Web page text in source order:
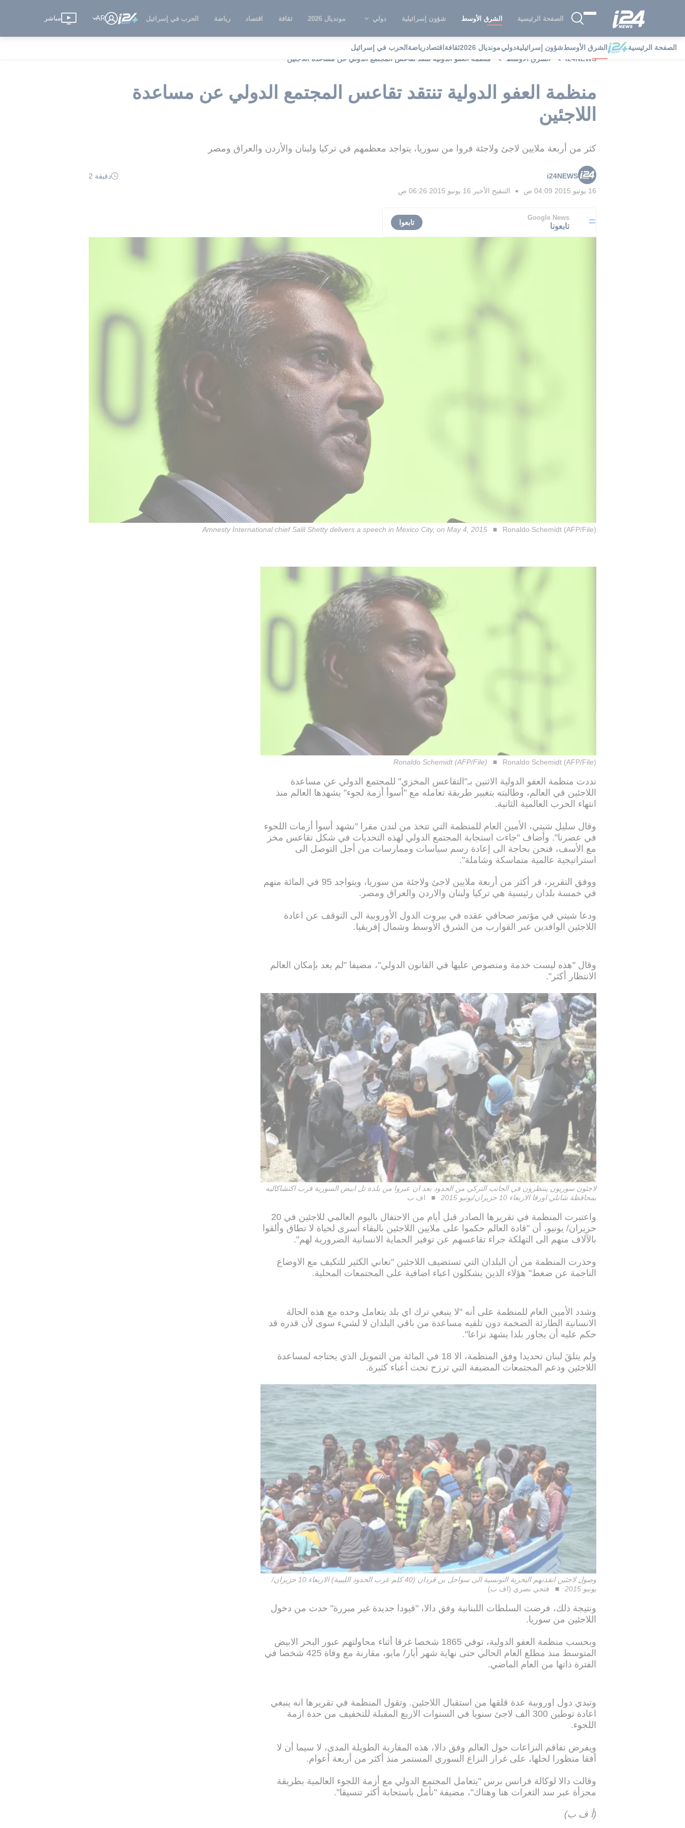
الصفحة الرئيسية الشرق الأوسط شؤون إسرائيلية دولي مونديال 2026 ثقافة اقتصاد رياضة الحرب في إسرائيل AR مباشر
الصفحة الرئيسية الشرق الأوسطشؤون إسرائيليةدوليمونديال 2026 ثقافة اقتصادرياضة الحرب في إسرائيل
i24NEWS
الشرق الأوسط منظمة العفو الدولية تنتقد تقاعس المجتمع الدولي عن مساعدة اللاجئين
منظمة العفو الدولية تنتقد تقاعس المجتمع الدولي عن مساعدة
اللاجئين
كثر من أربعة ملايين لاجئ ولاجئة فروا من سوريا، يتواجد معظمهم في تركيا ولبنان والأردن والعراق ومصر
i24NEWS
دقيقة 2
16 يونيو 2015 04:09 ص
■ التنقيح الأخير 16 يونيو 2015 06:26 ص
Google News
تابعونا تابعوا
Amnesty International chief Salil Shetty delivers a speech in Mexico City, on May 4, 2015 Ronaldo Schemidt (AFP/File)
Ronaldo Schemidt (AFP/File) Ronaldo Schemidt (AFP/File)
نددت منظمة العفو الدولية الاثنين بـ"التقاعس المخزي" للمجتمع الدولي عن مساعدة
اللاجئين في العالم، وطالبته بتغيير طريقة تعامله مع "أسوأ أزمة لجوء" يشهدها العالم منذ
انتهاء الحرب العالمية الثانية.
وقال سليل شيتي، الأمين العام للمنظمة التي تتخذ من لندن مقرا "نشهد أسوأ أزمات اللجوء
في عصرنا". وأضاف "جاءت استجابة المجتمع الدولي لهذه التحديات في شكل تقاعس مخز
مع الأسف، فنحن بحاجة الى إعادة رسم سياسات وممارسات من أجل التوصل الى
استراتيجية عالمية متماسكة وشاملة".
ووفق التقرير، فر أكثر من أربعة ملايين لاجئ ولاجئة من سوريا، ويتواجد 95 في المائة منهم
في خمسة بلدان رئيسية هي تركيا ولبنان والاردن والعراق ومصر.
ودعا شيتي في مؤتمر صحافي عقده في بيروت الدول الأوروبية الى التوقف عن اعادة
اللاجئين الوافدين عبر القوارب من الشرق الأوسط وشمال إفريقيا.
وقال "هذه ليست خدمة ومنصوص عليها في القانون الدولي"، مضيفا "لم يعد بإمكان العالم
الانتظار أكثر".
لاجئون سوريون ينتظرون في الجانب التركي من الحدود بعد ان عبروا من بلدة تل ابيض السورية قرب اكتشاكاليه
بمحافظة شانلي اورفا الاربعاء 10 حزيران/يونيو 2015
اف ب
واعتبرت المنظمة في تقريرها الصادر قبل أيام من الاحتفال باليوم العالمي للاجئين في 20
حزيران/ يونيو، أن "قادة العالم حكموا على ملايين اللاجئين بالبقاء أسرى لحياة لا تطاق وألقوا
بالآلاف منهم الى التهلكة جراء تقاعسهم عن توفير الحماية الانسانية الضرورية لهم".
وحذرت المنظمة من أن البلدان التي تستضيف اللاجئين "تعاني الكثير للتكيف مع الاوضاع
الناجمة عن ضغط" هؤلاء الذين يشكلون اعباء اضافية على المجتمعات المحلية.
وشدد الأمين العام للمنظمة على أنه "لا ينبغي ترك اي بلد يتعامل وحده مع هذه الحالة
الانسانية الطارئة الضخمة دون تلقيه مساعدة من باقي البلدان لا لشيء سوى لأن قدره قد
حكم عليه أن يجاور بلدا يشهد نزاعا".
ولم يتلقَ لبنان تحديدا وفق المنظمة، الا 18 في المائة من التمويل الذي يحتاجه لمساعدة
اللاجئين ودعم المجتمعات المضيفة التي ترزح تحت أعباء كثيرة.
وصول لاجئين انقذتهم البحرية التونسية الى سواحل بن قردان (40 كلم غرب الحدود الليبية) الاربعاء 10 حزيران/
يونيو 2015
فتحي نصري (اف ب)
ونتيجة ذلك، فرضت السلطات اللبنانية وفق دالا، "قيودا جديدة غير مبررة" حدت من دخول
اللاجئين من سوريا.
وبحسب منظمة العفو الدولية، توفي 1865 شخصا غرقا أثناء محاولتهم عبور البحر الابيض
المتوسط منذ مطلع العام الحالي حتى نهاية شهر أيار/ مايو، مقارنة مع وفاة 425 شخصا في
الفترة ذاتها من العام الماضي.
وتبدي دول اوروبية عدة قلقها من استقبال اللاجئين. وتقول المنظمة في تقريرها انه ينبغي
اعادة توطين 300 الف لاجئ سنويا في السنوات الاربع المقبلة للتخفيف من حدة ازمة
اللجوء.
ويفرض تفاقم النزاعات حول العالم وفق دالا، هذه المقاربة الطويلة المدى، لا سيما أن لا
أفقا منظورا لحلها، على غرار النزاع السوري المستمر منذ أكثر من أربعة أعوام.
وقالت دالا لوكالة فرانس برس "يتعامل المجتمع الدولي مع أزمة اللجوء العالمية بطريقة
مجزأة عبر سد الثغرات هنا وهناك"، مضيفة "نأمل باستجابة أكثر تنسيقا".
(أ ف ب)